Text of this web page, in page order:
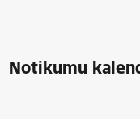
Notikumu